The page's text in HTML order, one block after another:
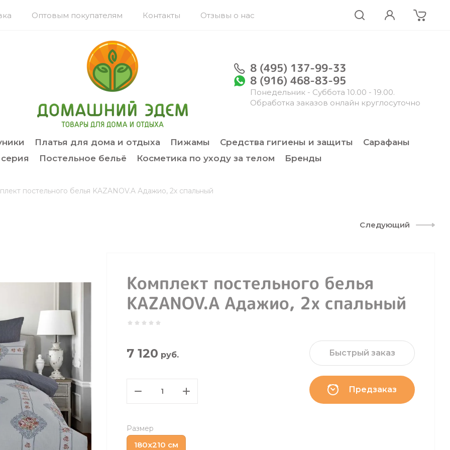
Оптовым покупателям Контакты Отзывы о нас
8 (495) 137-99-33
8 (916) 468-83-95
Понедельник - Суббота 10.00 - 19.00.
Обработка заказов онлайн круглосуточно
Платья для дома и отдыха Пижамы Средства гигиены и защиты
Сарафаны
Постельное бельё Косметика по уходу за телом Бренды
постельного белья KAZANOV.A Адажио, 2х спальный
Следующий
Комплект постельного белья
KAZANOV.A Адажио, 2х спальный
7 120 руб.
Предзаказ
Быстрый заказ
Размер
180х210 см